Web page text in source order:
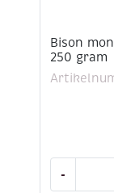
Bison
250 gram
-